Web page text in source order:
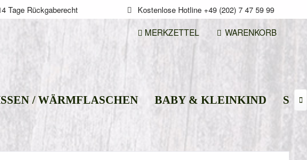
Tage Rückgaberecht Kostenlose Hotline +49 (202) 7 47 59 99
WARENKORB
MERKZETTEL
/ WÄRMFLASCHEN BABY & KLEINKIND 